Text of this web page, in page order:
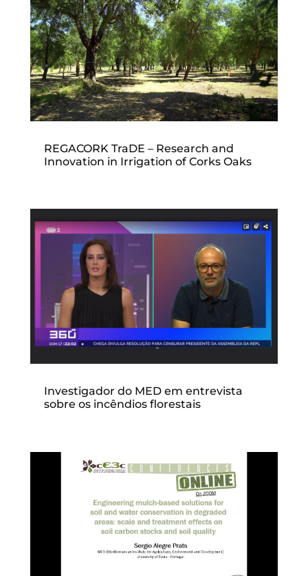
REGACORK TraDE – Research and
Innovation in Irrigation of Corks Oaks
Investigador do MED em entrevista
sobre os incêndios florestais